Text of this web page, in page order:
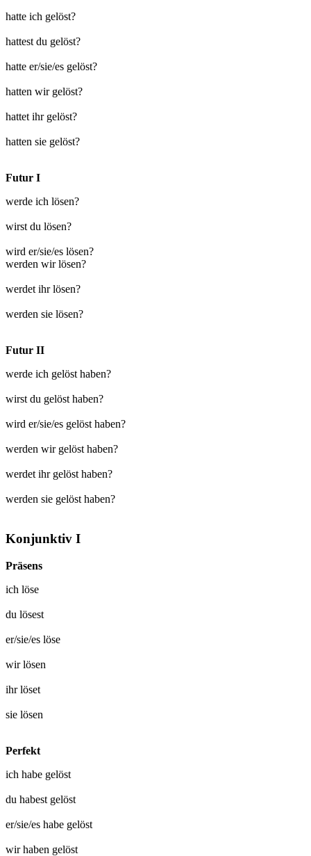
hatte ich gelöst?
hattest du gelöst?
hatte er/sie/es gelöst?
hatten wir gelöst?
hattet ihr gelöst?
hatten sie gelöst?
Futur I
werde ich lösen?
wirst du lösen?
wird er/sie/es lösen?
werden wir lösen?
werdet ihr lösen?
werden sie lösen?
Futur II
werde ich gelöst haben?
wirst du gelöst haben?
wird er/sie/es gelöst haben?
werden wir gelöst haben?
werdet ihr gelöst haben?
werden sie gelöst haben?
Konjunktiv I
Präsens
ich löse
du lösest
er/sie/es löse
wirlösen
ihrlöset
sie lösen
Perfekt
ich habe gelöst
du habest gelöst
er/sie/es habe gelöst
wir haben gelöst